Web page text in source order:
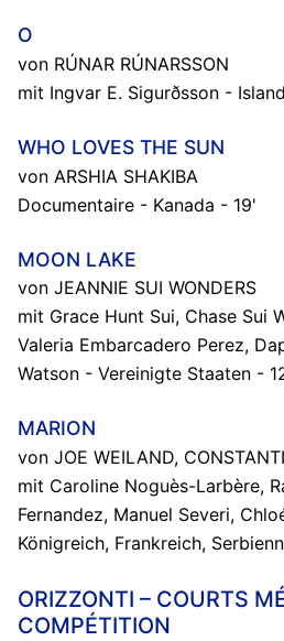
O
von RÚNAR RÚNARSSON
mit Ingvar E. Sigurðsson -
WHO LOVES THE SUN
von ARSHIA SHAKIBA
Documentaire - Kanada - 19'
MOON LAKE
von JEANNIE SUI WONDERS
mit Grace Hunt Sui, Chase Sui
Valeria Embarcadero Perez,
Watson - Vereinigte Staaten -
MARION
von JOE WEILAND,
mit Caroline Noguès-Larbère,
Fernandez, Manuel Severi,
Königreich, Frankreich,
ORIZZONTI – COURTS
COMPÉTITION